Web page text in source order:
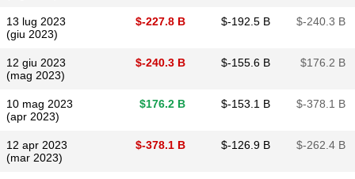
13 lug 2023
(giu 2023)
$​-227.8 B $​-192.5 B $​-240.3 B
12 giu 2023
(mag 2023)
$​-240.3 B $​-155.6 B $​176.2 B
10 mag 2023
(apr 2023)
$​176.2 B $​-153.1 B $​-378.1 B
12 apr 2023
(mar 2023)
$​-378.1 B $​-126.9 B $​-262.4 B